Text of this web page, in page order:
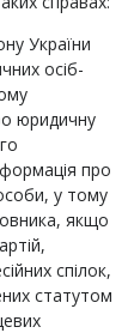
України
осіб-
юридичну
про
у тому
якщо
спілок,
статутом